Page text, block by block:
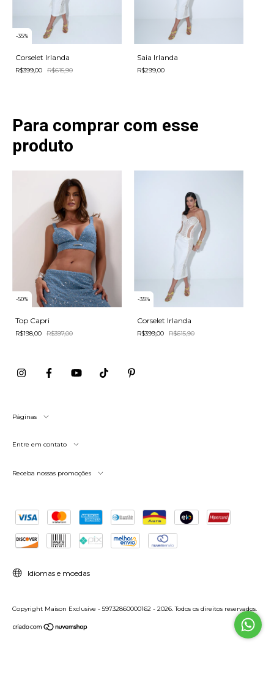
-35%
Corselet Irlanda
R$399,00 R$615,90
Saia Irlanda
R$299,00
Para comprar com esse
produto
-50%
Top Capri
R$198,00 R$397,00
-35%
Corselet Irlanda
R$399,00 R$615,90
Páginas
Entre em contato
Receba nossas promoções
Idiomas e moedas
Copyright Maison Exclusive - 59732860000162 - 2026. Todos os direitos reservados.